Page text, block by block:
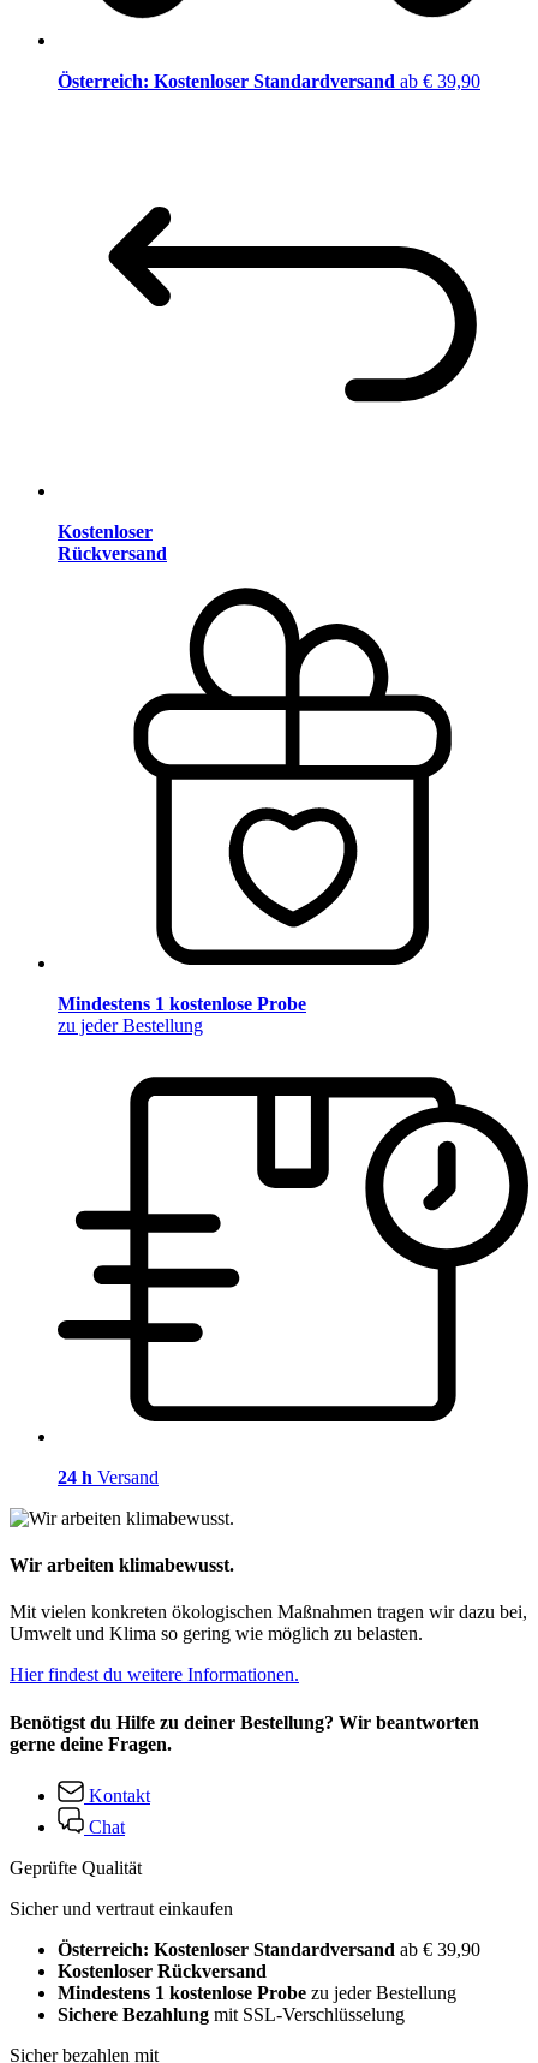
Österreich: Kostenloser Standardversand ab € 39,90
Kostenloser
Rückversand
Mindestens 1 kostenlose Probe
zu jeder Bestellung
24 h Versand
Wir arbeiten klimabewusst.
Mit vielen konkreten ökologischen Maßnahmen tragen wir dazu bei,
Umwelt und Klima so gering wie möglich zu belasten.
Hier findest du weitere Informationen.
Benötigst du Hilfe zu deiner Bestellung? Wir beantworten
gerne deine Fragen.
Kontakt
Chat
Geprüfte Qualität
Sicher und vertraut einkaufen
Österreich: Kostenloser Standardversand ab € 39,90
Kostenloser Rückversand
Mindestens 1 kostenlose Probe zu jeder Bestellung
Sichere Bezahlung mit SSL-Verschlüsselung
Sicher bezahlen mit